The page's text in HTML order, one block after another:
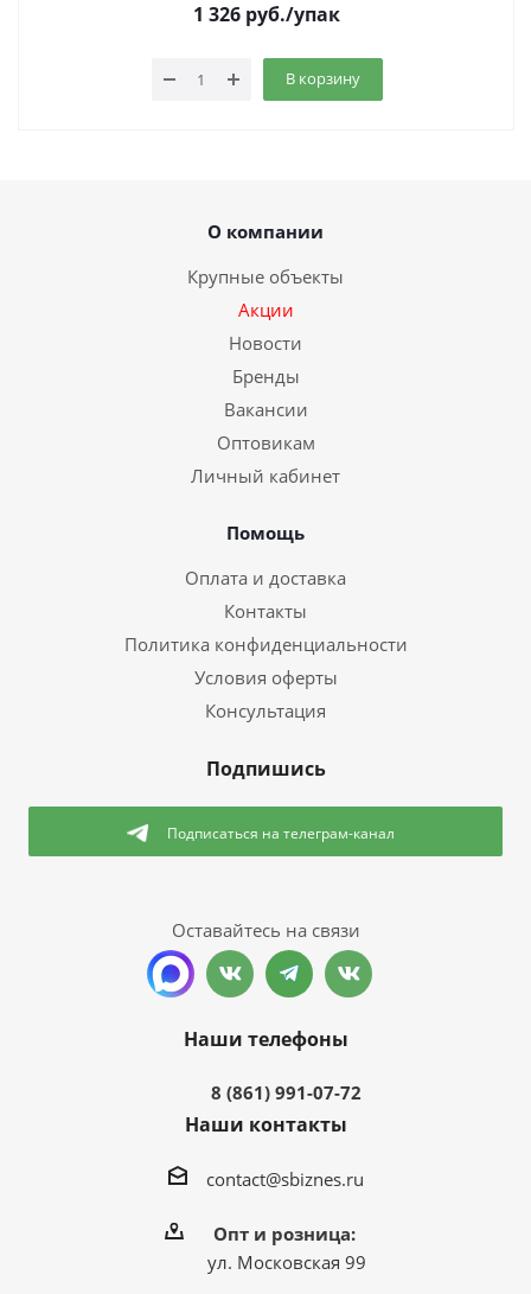
1 326 руб./упак
В корзину
О компании
Крупные объекты
Акции
Новости
Бренды
Вакансии
Оптовикам
Личный кабинет
Помощь
Оплата и доставка
Контакты
Политика конфиденциальности
Условия оферты
Консультация
Подпишись
Подписаться на телеграм-канал
Оставайтесь на связи
Наши телефоны
8 (861) 991-07-72
Наши контакты
contact@sbiznes.ru
Опт и розница:
ул. Московская 99